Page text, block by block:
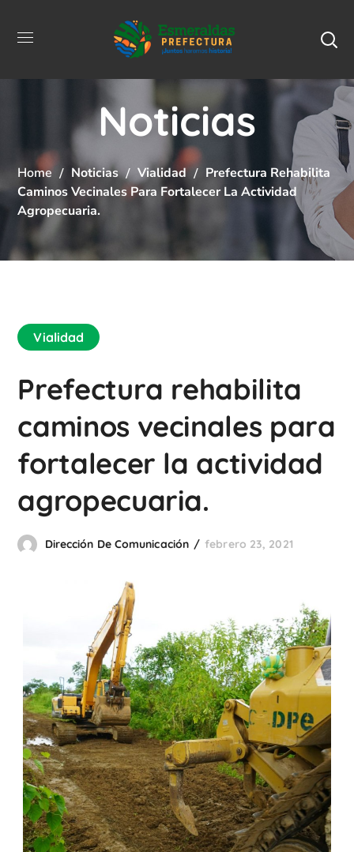
Noticias
Home Noticias Vialidad
Prefectura Rehabilita
Caminos Vecinales Para Fortalecer La Actividad
Agropecuaria.
Vialidad
Prefectura rehabilita
caminos vecinales para
fortalecer la actividad
agropecuaria.
Dirección De Comunicación febrero 23, 2021